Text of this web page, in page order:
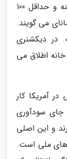
دانشگاه کیوتو درباره این شرکت های دیرینه و حداقل 100
می گویند.
در دیکشنری
اطلاق می
آمریکا کار
جای سودآوری
و این اصلی
های ملی است.